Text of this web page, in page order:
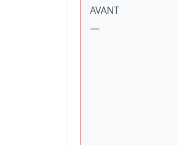
AVANT
—